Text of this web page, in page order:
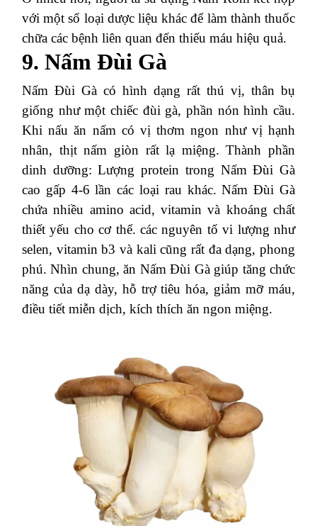
với một số loại dược liệu khác để làm thành thuốc
chữa các bệnh liên quan đến thiếu máu hiệu quả.
9. Nấm Đùi Gà
Nấm Đùi Gà có hình dạng rất thú vị, thân bụ
giống như một chiếc đùi gà, phần nón hình cầu.
Khi nấu ăn nấm có vị thơm ngon như vị hạnh
nhân, thịt nấm giòn rất lạ miệng. Thành phần
dinh dưỡng: Lượng protein trong Nấm Đùi Gà
cao gấp 4-6 lần các loại rau khác. Nấm Đùi Gà
chứa nhiều amino acid, vitamin và khoáng chất
thiết yếu cho cơ thể. các nguyên tố vi lượng như
selen, vitamin b3 và kali cũng rất đa dạng, phong
phú. Nhìn chung, ăn Nấm Đùi Gà giúp tăng chức
năng của dạ dày, hỗ trợ tiêu hóa, giảm mỡ máu,
điều tiết miễn dịch, kích thích ăn ngon miệng.